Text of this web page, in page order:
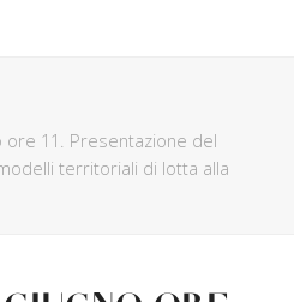
ore 11. Presentazione del
territoriali di lotta alla